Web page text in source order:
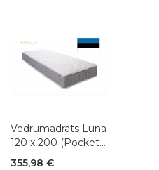
Vedrumadrats Luna
120 x 200 (Pocket
1,8)
355,98 €